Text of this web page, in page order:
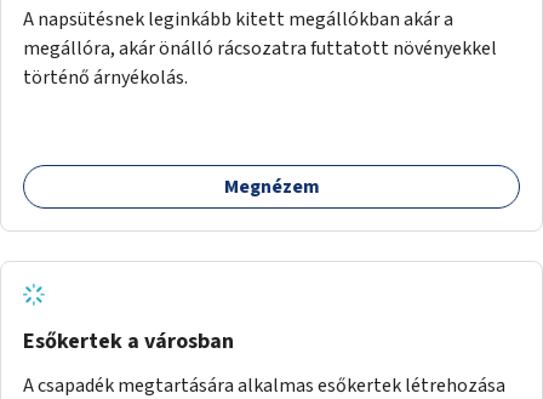
A napsütésnek leginkább kitett megállókban akár a
megállóra, akár önálló rácsozatra futtatott növényekkel
történő árnyékolás.
Megnézem
Esőkertek a városban
A csapadék megtartására alkalmas esőkertek létrehozása